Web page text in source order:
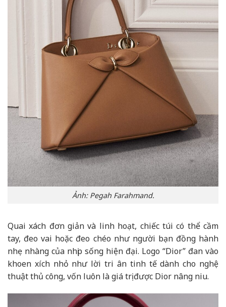
Ảnh: Pegah Farahmand.
Quai xách đơn giản và linh hoạt, chiếc túi có thể cầm
tay, đeo vai hoặc đeo chéo như người bạn đồng hành
nhẹ nhàng của nhịp sống hiện đại. Logo “Dior” đan vào
khoen xích nhỏ như lời tri ân tinh tế dành cho nghệ
thuật thủ công, vốn luôn là giá trị được Dior nâng niu.